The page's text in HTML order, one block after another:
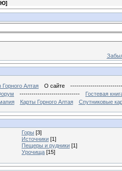
]
Горного Алтая О сайте
------------------------------
Гостевая
Карты Горного Алтая Спутниковые
Горы [3]
Источники [1]
Пещеры и рудники [1]
Урочища [15]